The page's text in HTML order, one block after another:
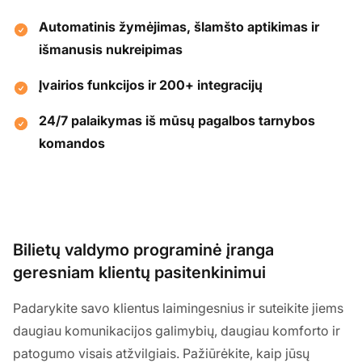
Automatinis žymėjimas, šlamšto aptikimas ir
išmanusis nukreipimas
Įvairios funkcijos ir 200+ integracijų
24/7 palaikymas iš mūsų pagalbos tarnybos
komandos
Bilietų valdymo programinė įranga
geresniam klientų pasitenkinimui
Padarykite savo klientus laimingesnius ir suteikite jiems
daugiau komunikacijos galimybių, daugiau komforto ir
patogumo visais atžvilgiais. Pažiūrėkite, kaip jūsų